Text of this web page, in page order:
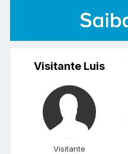
Visitante Luis
Visitante